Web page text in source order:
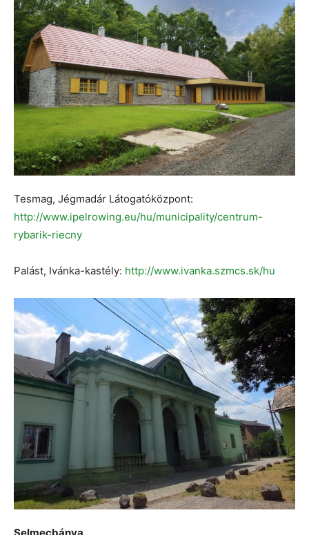
Tesmag, Jégmadár Látogatóközpont:
http://www.ipelrowing.eu/hu/municipality/centrum-
rybarik-riecny
Palást, Ivánka-kastély: http://www.ivanka.szmcs.sk/hu